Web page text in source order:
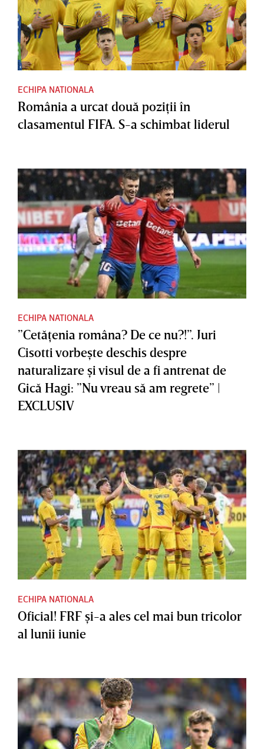
ECHIPA NATIONALA
România a urcat două poziţii în
clasamentul FIFA. S-a schimbat liderul
ECHIPA NATIONALA
”Cetăţenia româna? De ce nu?!”. Juri
Cisotti vorbeşte deschis despre
naturalizare şi visul de a fi antrenat de
Gică Hagi: ”Nu vreau să am regrete” |
EXCLUSIV
ECHIPA NATIONALA
Oficial! FRF şi-a ales cel mai bun tricolor
al lunii iunie